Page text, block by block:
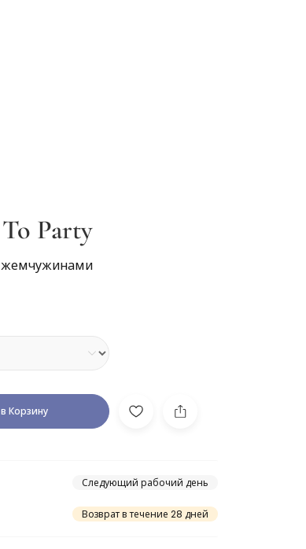
Party
жемчужинами
Корзину
Следующий рабочий день
Возврат в течение 28 дней